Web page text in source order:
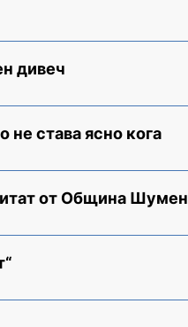
дивеч
не става ясно кога
от Община Шумен